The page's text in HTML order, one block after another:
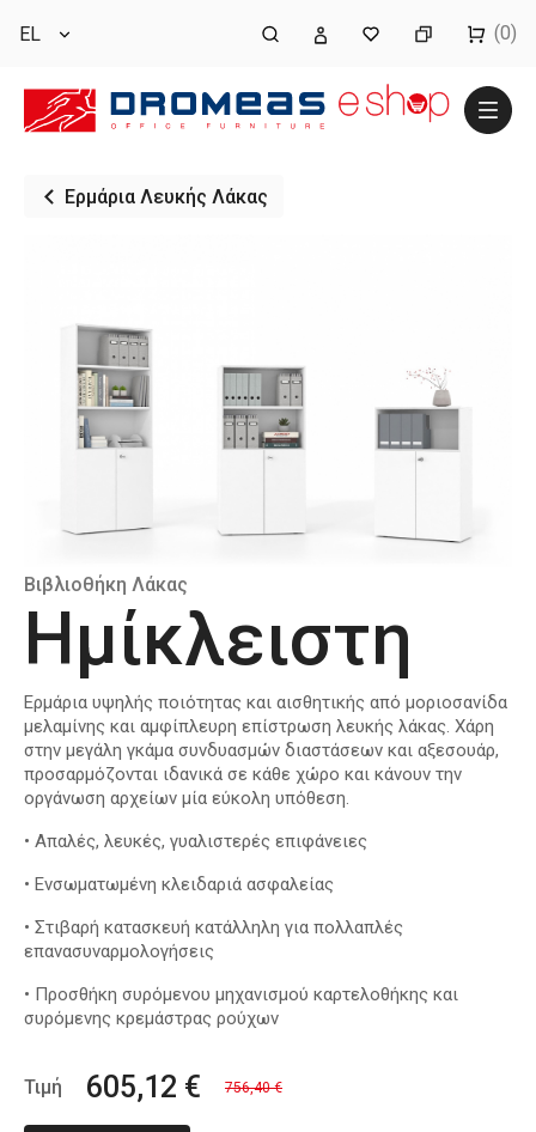
EL (0)
Ερμάρια Λευκής Λάκας
Βιβλιοθήκη Λάκας
Ημίκλειστη
Ερμάρια υψηλής ποιότητας και αισθητικής από μοριοσανίδα
μελαμίνης και αμφίπλευρη επίστρωση λευκής λάκας. Χάρη
στην μεγάλη γκάμα συνδυασμών διαστάσεων και αξεσουάρ,
προσαρμόζονται ιδανικά σε κάθε χώρο και κάνουν την
οργάνωση αρχείων μία εύκολη υπόθεση.
• Απαλές, λευκές, γυαλιστερές επιφάνειες
• Ενσωματωμένη κλειδαριά ασφαλείας
• Στιβαρή κατασκευή κατάλληλη για πολλαπλές
επανασυναρμολογήσεις
• Προσθήκη συρόμενου μηχανισμού καρτελοθήκης και
συρόμενης κρεμάστρας ρούχων
Τιμή 605,12 € 756,40 €